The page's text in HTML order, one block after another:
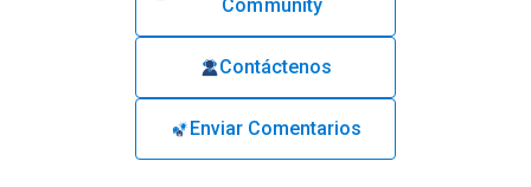
Community
Contáctenos
Enviar Comentarios